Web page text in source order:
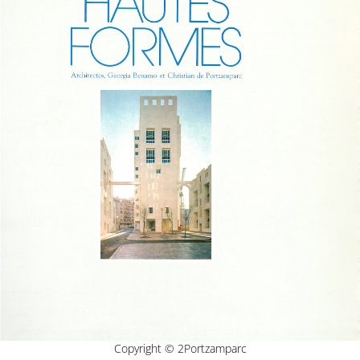
Copyright © 2Portzamparc